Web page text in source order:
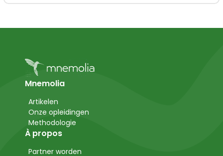
Mnemolia
Artikelen
Onze opleidingen
Methodologie
À propos
Partner worden